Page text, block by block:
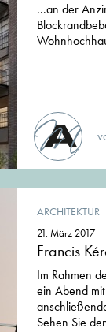
...an der
ARCHITEKTUR
21. März 2017
Francis
Im Rahmen
ein Abend
Sehen Sie